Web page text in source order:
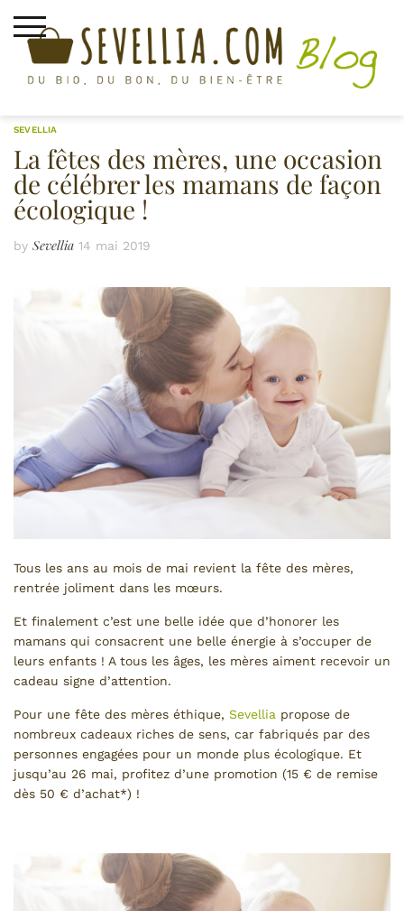
content
SEVELLIA
La fêtes des mères, une occasion
de célébrer les mamans de façon
écologique !
by Sevellia 14 mai 2019
Tous les ans au mois de mai revient la fête des mères,
rentrée joliment dans les mœurs.
Et finalement c’est une belle idée que d’honorer les
mamans qui consacrent une belle énergie à s’occuper de
leurs enfants ! A tous les âges, les mères aiment recevoir un
cadeau signe d’attention.
Pour une fête des mères éthique, Sevellia propose de
nombreux cadeaux riches de sens, car fabriqués par des
personnes engagées pour un monde plus écologique. Et
jusqu’au 26 mai, profitez d’une promotion (15 € de remise
dès 50 € d’achat*) !